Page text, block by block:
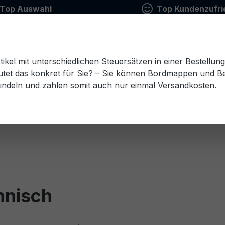
Top Auswahl Top
Estnisch Finnisch Französisch Griechisch
mit unterschiedlichen Steuersätzen in einer
das konkret für Sie? – Sie können Bordmappen und
und zahlen somit auch nur einmal Versandkosten.